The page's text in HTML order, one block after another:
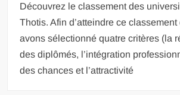
Découvrez le classement des
Thotis. Afin d’atteindre ce
avons sélectionné quatre critères (la
des diplômés, l’intégration
des chances et l’attractivité